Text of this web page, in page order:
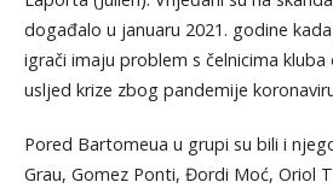
događalo u januaru 2021. godine
igrači imaju problem s čelnicima
usljed krize zbog pandemije
Pored Bartomeua u grupi su bili i
Grau, Gomez Ponti, Đordi Moć, Oriol